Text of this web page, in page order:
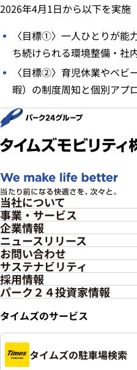
2026年4月1日から以下を実施
〈⽬標①〉⼀⼈ひとりが能
ち続けられる環境整備・社
〈⽬標②〉育児休業やベビ
暇）の制度周知と個別アプ
当社について
事業・サービス
企業情報
ニュースリリース
お問い合わせ
サステナビリティ
採用情報
パーク２４投資家情報
タイムズのサービス
タイムズの駐車場検索